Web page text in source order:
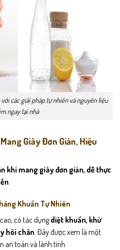
các giải pháp tự nhiên và nguyên liệu
ngay tại nhà
Giày Đơn Giản, Hiệu
khi mang giày đơn giản, dễ thực
Khuẩn Tự Nhiên
có tác dụngdiệt khuẩn, khử
hôi chân. Đây được xem là một
an toàn và lành tính.